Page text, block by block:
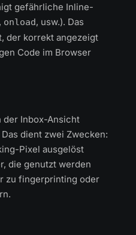
gefährliche Inline-
, onload, usw.). Das
der korrekt angezeigt
Code im Browser
der Inbox-Ansicht
dient zwei Zwecken:
Pixel ausgelöst
die genutzt werden
zu fingerprinting oder